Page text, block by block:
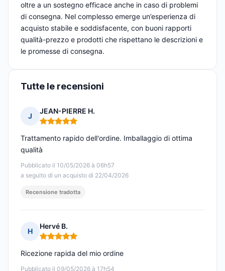
oltre a un sostegno efficace anche in caso di problemi
di consegna. Nel complesso emerge un’esperienza di
acquisto stabile e soddisfacente, con buoni rapporti
qualità-prezzo e prodotti che rispettano le descrizioni e
le promesse di consegna.
Tutte le recensioni
J
JEAN-PIERRE H.
Nota: 5 su 5
Pubblicato il 10/05/2026 à 06h57
a seguito di un acquisto di 22/04/2026
Trattamento rapido dell'ordine. Imballaggio di ottima
qualità
Recensione tradotta
H
Hervé B.
Nota: 5 su 5
Pubblicato il 09/05/2026 à 17h54
Ricezione rapida del mio ordine